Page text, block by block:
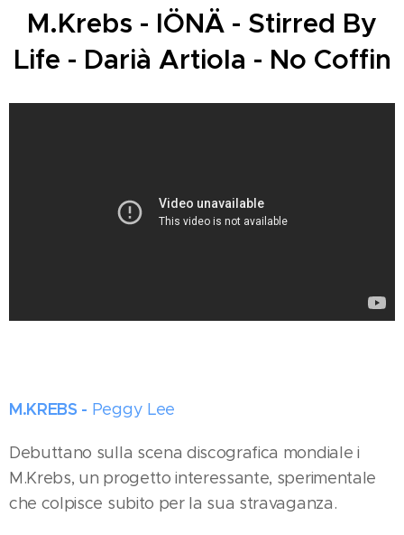
M.Krebs - IÖNÄ - Stirred By
Life - Darià Artiola - No Coffin
M.KREBS - Peggy Lee
Debuttano sulla scena discografica mondiale i
M.Krebs, un progetto interessante, sperimentale
che colpisce subito per la sua stravaganza.